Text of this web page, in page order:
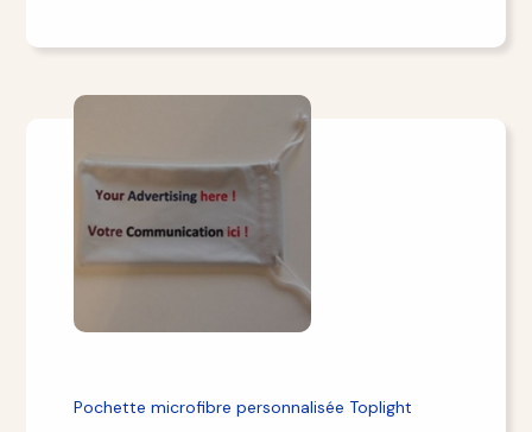
Pochette microfibre personnalisée Toplight